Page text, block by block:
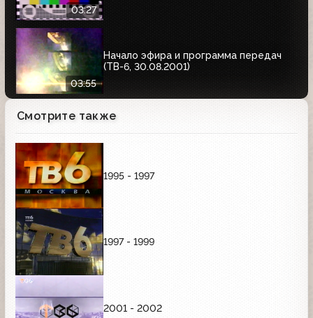
03:27
03:55
Начало эфира и программа передач
(ТВ-6, 30.08.2001)
Смотрите также
1995 - 1997
1997 - 1999
2001 - 2002